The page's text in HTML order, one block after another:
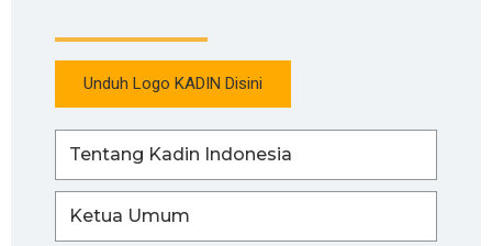
Unduh Logo KADIN Disini
Tentang Kadin Indonesia
Ketua Umum